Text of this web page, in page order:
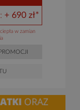
+ 690 zł*
w zamian